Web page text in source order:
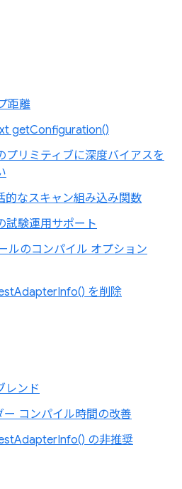
距離
getConfiguration()
プリミティブに深度バイアスを
的なスキャン組み込み関数
試験運用サポート
ルのコンパイル オプション
を削除
レンド
コンパイル時間の改善
の非推奨